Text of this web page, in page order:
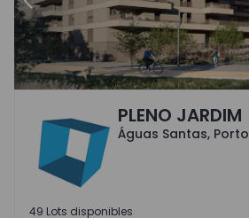
Précédent
Águas Santas, PortoPLENO JARDIM
Águas Santas, Porto
49 Lots disponibles